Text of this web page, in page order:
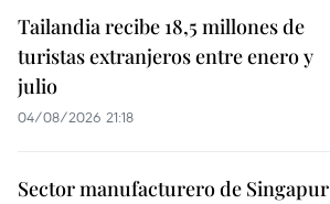
Tailandia recibe 18,5 millones de
turistas extranjeros entre enero y
julio
04/08/2026 21:18
Sector manufacturero de Singapur